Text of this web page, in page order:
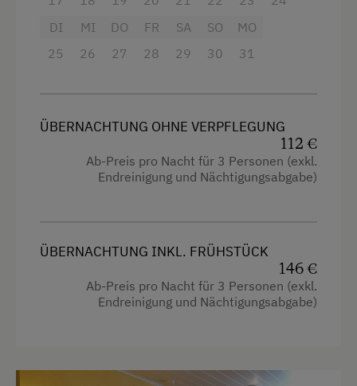
Wintersport
Aktivurlaub
4 Plattenherd
Radio
Dusche
Mikrowelle
Familienzimmer
DI
25
MI
26
DO
27
FR
28
SA
29
SO
30
MO
31
ÜBERNACHTUNG OHNE VERPFLEGUNG
112 €
Ab-Preis pro Nacht für 3 Personen (exkl.
Endreinigung und Nächtigungsabgabe)
ÜBERNACHTUNG INKL. FRÜHSTÜCK
146 €
Ab-Preis pro Nacht für 3 Personen (exkl.
Endreinigung und Nächtigungsabgabe)